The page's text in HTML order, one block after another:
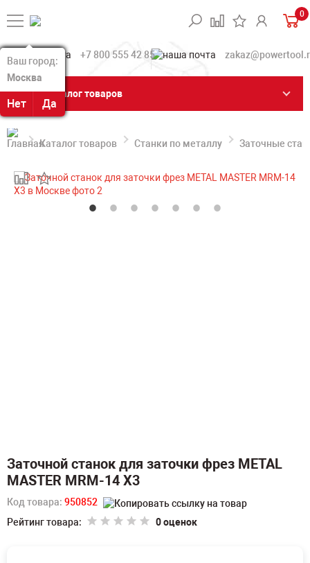
Ваш город:
Москва
Нет Да
Ваш город:
Москва
Нет Да
0
+7 800 555 42 85
Каталог товаров
Каталог товаров Станки по металлу Заточные
Заточной станок для заточки фрез METAL
MASTER MRM-14 X3
Код товара: 950852
Рейтинг товара:
0 оценок